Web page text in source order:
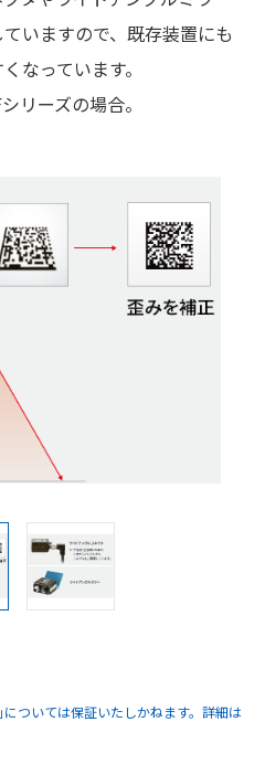
いますので、既存装置にも
なっています。
リーズの場合。
ついては保証いたしかねます。詳細は